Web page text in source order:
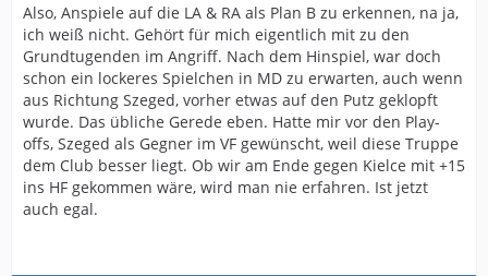
Also, Anspiele auf die LA & RA als Plan B zu erkennen, na ja,
ich weiß nicht. Gehört für mich eigentlich mit zu den
Grundtugenden im Angriff. Nach dem Hinspiel, war doch
schon ein lockeres Spielchen in MD zu erwarten, auch wenn
aus Richtung Szeged, vorher etwas auf den Putz geklopft
wurde. Das übliche Gerede eben. Hatte mir vor den Play-
offs, Szeged als Gegner im VF gewünscht, weil diese Truppe
dem Club besser liegt. Ob wir am Ende gegen Kielce mit +15
ins HF gekommen wäre, wird man nie erfahren. Ist jetzt
auch egal.